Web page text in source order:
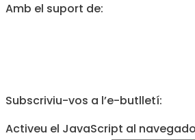
Amb el suport de:
Subscriviu-vos a l’e-butlletí:
Activeu el JavaScript al